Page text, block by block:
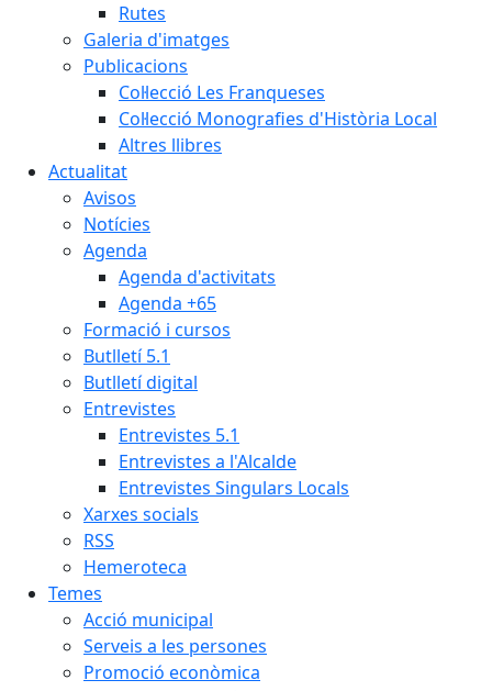
Rutes
Galeria d'imatges
Publicacions
Col·lecció Les Franqueses
Col·lecció Monografies d'Història Local
Altres llibres
Actualitat
Avisos
Notícies
Agenda
Agenda d'activitats
Agenda +65
Formació i cursos
Butlletí 5.1
Butlletí digital
Entrevistes
Entrevistes 5.1
Entrevistes a l'Alcalde
Entrevistes Singulars Locals
Xarxes socials
RSS
Hemeroteca
Temes
Acció municipal
Serveis a les persones
Promoció econòmica